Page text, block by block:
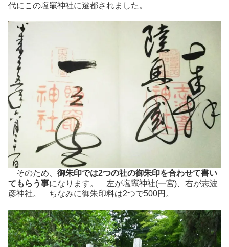
代にこの塩竈神社に遷都されました。
そのため、 御朱印では2つの社の御朱印を合わせて書い
てもらう事になります。 左が塩竈神社(一宮)、右が志波
彦神社。 ちなみに御朱印料は2つで500円。